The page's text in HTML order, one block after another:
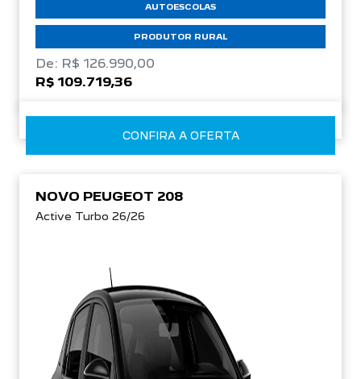
AUTOESCOLAS
PRODUTOR RURAL
De: R$ 126.990,00
R$ 109.719,36
CONFIRA A OFERTA
NOVO PEUGEOT 208
Active Turbo 26/26